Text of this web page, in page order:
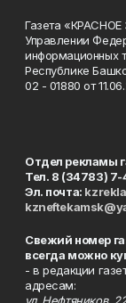
Газета
Управлении
информационных
Республике
02 - 01880 от
Отдел рекламы
Тел. 8 (34783)
Эл. почта:
Свежий номер
всегда можно
- в редакции
адресам: